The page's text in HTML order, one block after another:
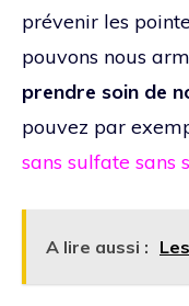
prévenir les
pouvons nous
prendre soin de
pouvez par
sans sulfate sans
A lire aussi :